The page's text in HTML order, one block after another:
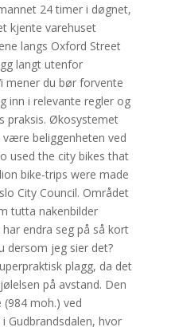
24 timer i døgnet,
kjente varehuset
langs Oxford Street
langt utenfor
mener du bør forvente
inn i relevante regler og
praksis. Økosystemet
beliggenheten ved
used the city bikes that
bike-trips were made
City Council. Området
tutta nakenbilder
endra seg på så kort
dersom jeg sier det?
plagg, da det
på avstand. Den
moh.) ved
Gudbrandsdalen, hvor